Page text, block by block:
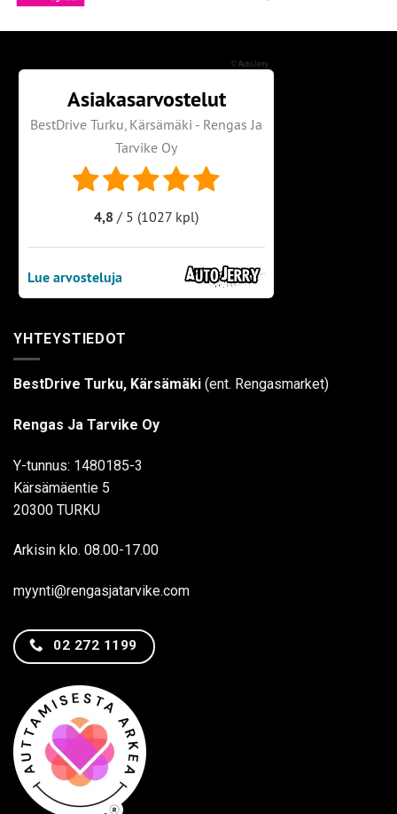
© AutoJerry
YHTEYSTIEDOT
BestDrive Turku, Kärsämäki (ent. Rengasmarket)
Rengas Ja Tarvike Oy
Y-tunnus: 1480185-3
Kärsämäentie 5
20300 TURKU
Arkisin klo. 08.00-17.00
myynti@rengasjatarvike.com
02 272 1199